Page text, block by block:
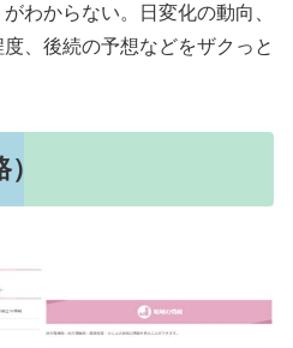
わからない。日変化の動向、
、後続の予想などをザクっと